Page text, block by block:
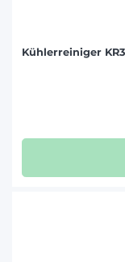
Kühlerreiniger